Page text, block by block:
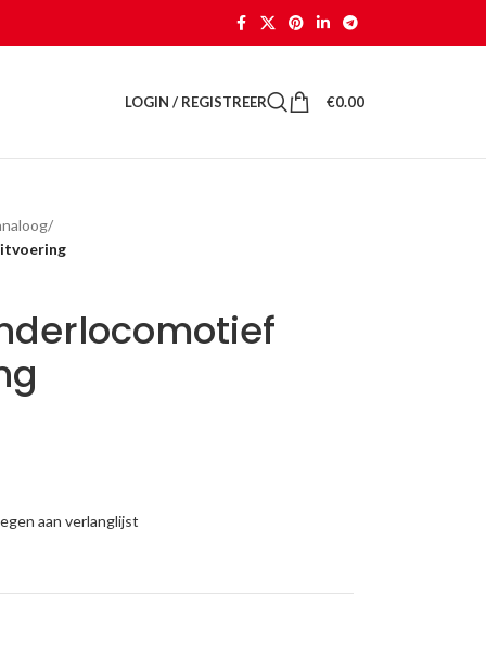
LOGIN / REGISTREER €0.00
/
aan verlanglijst